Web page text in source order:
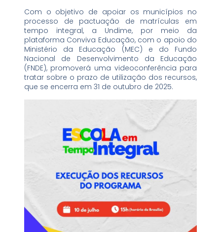
Com o objetivo de apoiar os municípios no
processo de pactuação de matrículas em
tempo integral, a Undime, por meio da
plataforma Conviva Educação, com o apoio do
Ministério da Educação (MEC) e do Fundo
Nacional de Desenvolvimento da Educação
(FNDE), promoverá uma videoconferência para
tratar sobre o prazo de utilização dos recursos,
que se encerra em 31 de outubro de 2025.